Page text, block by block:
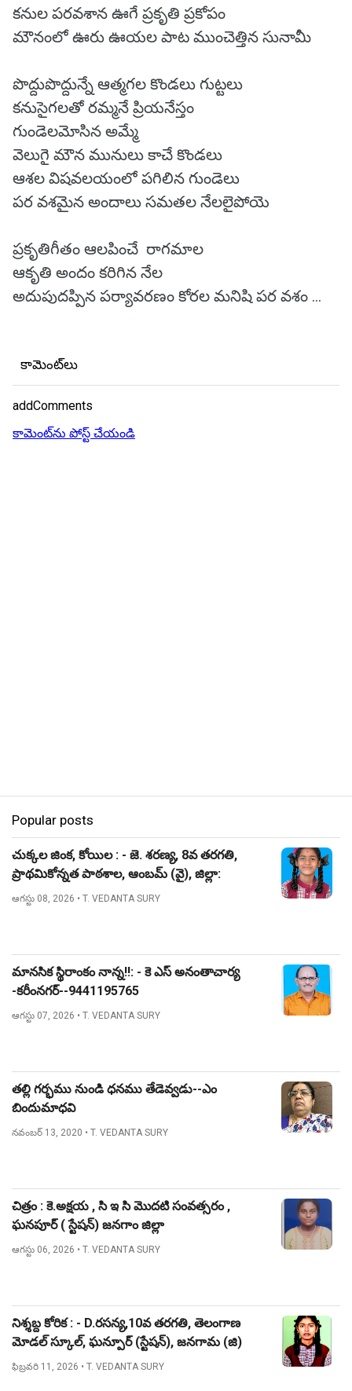
కనుల పరవశాన ఊగే ప్రకృతి ప్రకోపం
మౌనంలో ఊరు ఊయల పాట ముంచెత్తిన సునామీ
పొద్దుపొద్దున్నే ఆత్మగల కొండలు గుట్టలు
కనుసైగలతో రమ్మనే ప్రియనేస్తం
గుండెలమోసిన అమ్మే
వెలుగై మౌన మునులు కాచే కొండలు
ఆశల విషవలయంలో పగిలిన గుండెలు
పర వశమైన అందాలు సమతల నేలలైపోయె
ప్రకృతిగీతం ఆలపించే రాగమాల
ఆకృతి అందం కరిగిన నేల
అదుపుదప్పిన పర్యావరణం కోరల మనిషి పర వశం ...
కామెంట్‌లు
addComments
కామెంట్‌ను పోస్ట్ చేయండి
Popular posts
చుక్కల జింక, కోయిల : - జె. శరణ్య, 8వ తరగతి,
ప్రాథమికోన్నత పాఠశాల, ఆంబమ్ (వై), జిల్లా:
నిజామాబాద్.
ఆగస్టు 08, 2026 • T. VEDANTA SURY
మానసిక స్థిరాంకం నాన్న!!: - కె ఎస్ అనంతాచార్య
-కరీంనగర్--9441195765
ఆగస్టు 07, 2026 • T. VEDANTA SURY
తల్లి గర్భము నుండి ధనము తేడెవ్వడు--ఎం
బిందుమాధవి
నవంబర్ 13, 2020 • T. VEDANTA SURY
చిత్రం : కె.అక్షయ , సి ఇ సి మొదటి సంవత్సరం ,
ఘనపూర్ ( స్టేషన్) జనగాం జిల్లా
ఆగస్టు 06, 2026 • T. VEDANTA SURY
నిశ్శబ్ద కోరిక : - D.రసన్య,10వ తరగతి, తెలంగాణ
మోడల్ స్కూల్, ఘన్పూర్ (స్టేషన్), జనగామ (జి)
ఫిబ్రవరి 11, 2026 • T. VEDANTA SURY